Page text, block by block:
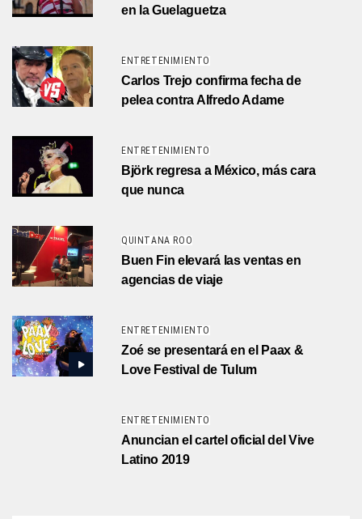
en la Guelaguetza
ENTRETENIMIENTO
Carlos Trejo confirma fecha de
pelea contra Alfredo Adame
ENTRETENIMIENTO
Björk regresa a México, más cara
que nunca
QUINTANA ROO
Buen Fin elevará las ventas en
agencias de viaje
ENTRETENIMIENTO
Zoé se presentará en el Paax &
Love Festival de Tulum
ENTRETENIMIENTO
Anuncian el cartel oficial del Vive
Latino 2019